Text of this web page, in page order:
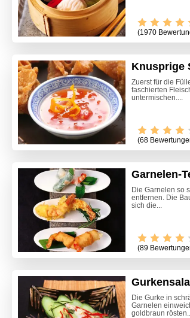
(1970
Knusprige
Zuerst für die
faschierten
untermischen....
(68
Garnelen-
Die Garnelen so
entfernen. Die
sich die...
(89
Die Gurke in
Garnelen
goldbraun rösten....